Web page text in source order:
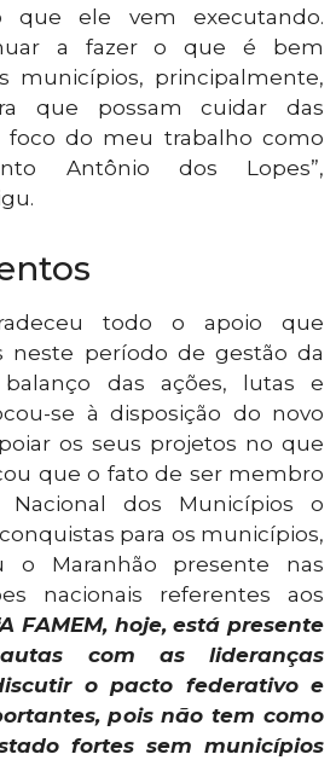
que ele vem executando.
a fazer o que é bem
municípios, principalmente,
que possam cuidar das
foco do meu trabalho como
Antônio dos Lopes”,
todo o apoio que
neste período de gestão da
das ações, lutas e
se à disposição do novo
os seus projetos no que
que o fato de ser membro
Nacional dos Municípios o
para os municípios,
o Maranhão presente nas
nacionais referentes aos
FAMEM, hoje, está presente
com as lideranças
o pacto federativo e
pois não tem como
fortes sem municípios